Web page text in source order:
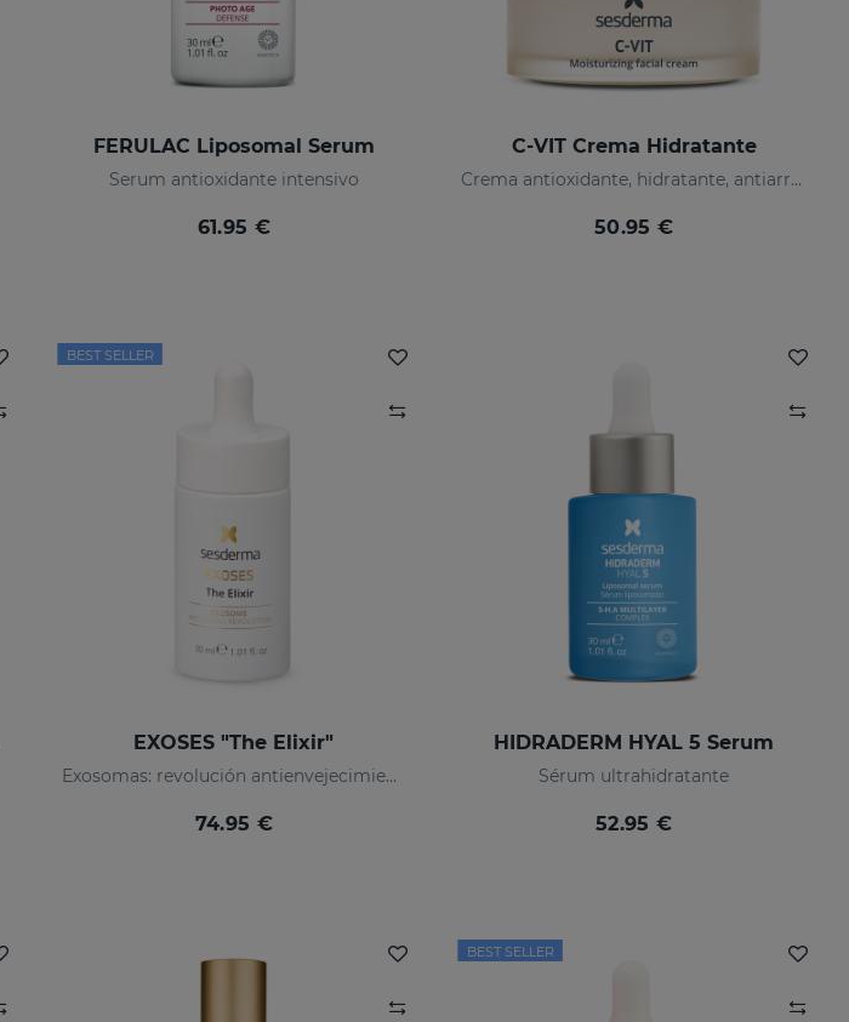
FERULAC Liposomal Serum
Serum antioxidante intensivo
61.95 €
C-VIT Crema Hidratante
Crema antioxidante, hidratante, antiarrugas e iluminadora
50.95 €
BEST SELLER
EXOSES "The Elixir"
Exosomas: revolución antienvejecimiento
74.95 €
HIDRADERM HYAL 5 Serum
Sérum ultrahidratante
52.95 €
BEST SELLER